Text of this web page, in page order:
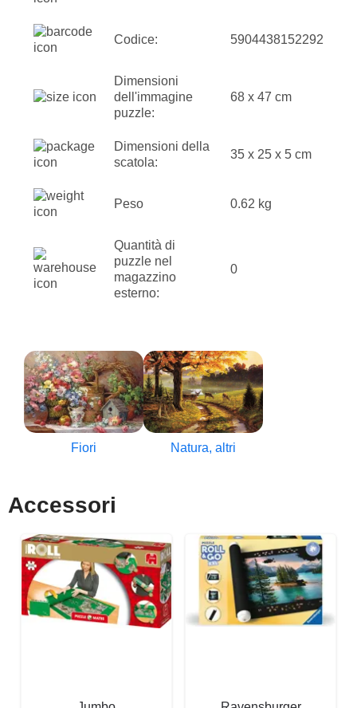
Codice: 5904438152292
Dimensioni
dell'immagine
puzzle:
68 x 47 cm
Dimensioni della
scatola:
35 x 25 x 5 cm
Peso 0.62 kg
Quantità di
puzzle nel
magazzino
esterno:
0
Fiori Natura, altri
Accessori